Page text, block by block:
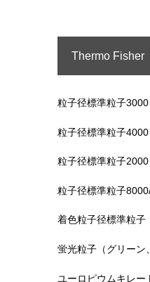
Thermo Fisher
粒子径標準粒子
粒子径標準粒子
粒子径標準粒子
粒子径標準粒子
着色粒子径標準粒子
蛍光粒子（グリーン
ユーロピウムキレー